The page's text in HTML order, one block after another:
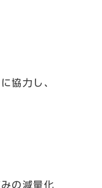
協力し、
の減量化